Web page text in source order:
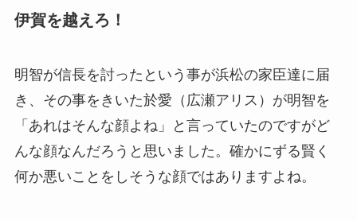
伊賀を越えろ！
明智が信長を討ったという事が浜松の家臣達に届
き、その事をきいた於愛（広瀬アリス）が明智を
「あれはそんな顔よね」と言っていたのですがど
んな顔なんだろうと思いました。確かにずる賢く
何か悪いことをしそうな顔ではありますよね。